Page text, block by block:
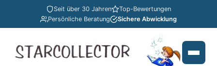
Seit über 30 Jahren
Top-Bewertungen
Persönliche Beratung
Sichere Abwicklung